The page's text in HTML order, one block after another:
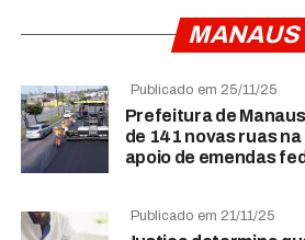
MANAUS
Publicado em 25/11/25
Prefeitura de
de 141 novas ruas
apoio de emendas
Publicado em 21/11/25